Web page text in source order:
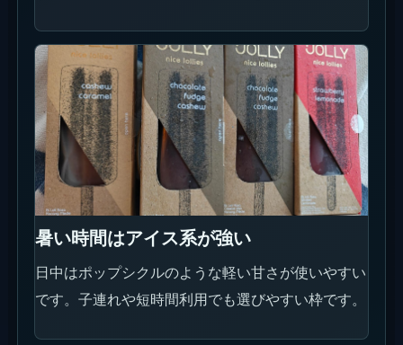
写真映えスポット
La Brisaはどこでも撮れるようで、実際は「船」
「Tower」「海側デッキ」「夜のプール」が特に分
かりやすいです。
明るい時間は木材と海、夕方は逆光のシルエット、
夜は照明とプールを狙うと、同じ施設でも違う雰囲
気の写真が残ります。